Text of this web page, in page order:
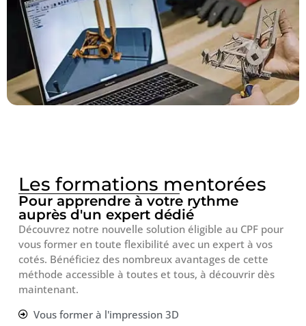
Les formations mentorées
Pour apprendre à votre rythme
auprès d'un expert dédié
Découvrez notre nouvelle solution éligible au CPF pour
vous former en toute flexibilité avec un expert à vos
cotés. Bénéficiez des nombreux avantages de cette
méthode accessible à toutes et tous, à découvrir dès
maintenant.
Vous former à l'impression 3D